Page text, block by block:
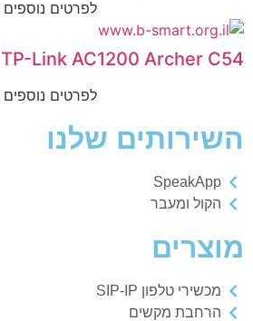
לפרטים נוספים
TP-Link AC1200 Archer C54
לפרטים נוספים
השירותים שלנו
SpeakApp
הקול ומעבר
מוצרים
מכשירי טלפון SIP-IP
הרחבת מקשים